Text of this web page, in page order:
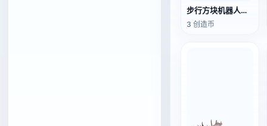
步行方块机器人（3D动画模型）
3 创造币